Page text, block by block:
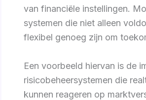
van financiële instellingen.
systemen die niet alleen
flexibel genoeg zijn om
Een voorbeeld hiervan is de
risicobeheersystemen die
kunnen reageren op